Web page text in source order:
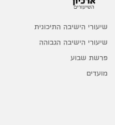
שיעורי הישיבה התיכונית
שיעורי הישיבה הגבוהה
פרשת שבוע
מועדים